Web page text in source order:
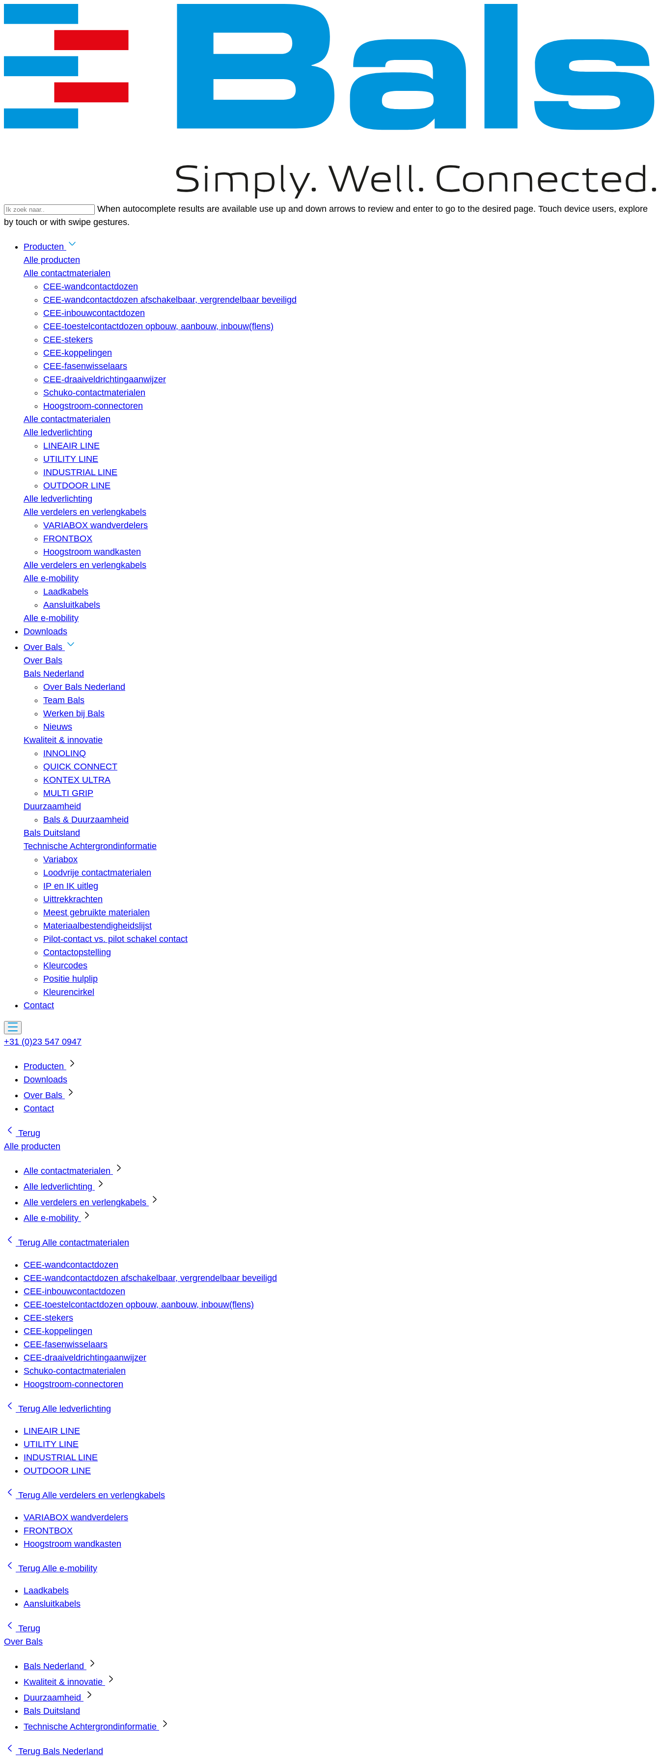
When autocomplete results are available use up and down arrows to review and enter to go to the desired page. Touch device users, explore
by touch or with swipe gestures.
Producten
Alle producten
Alle contactmaterialen
CEE-wandcontactdozen
CEE-wandcontactdozen afschakelbaar, vergrendelbaar beveiligd
CEE-inbouwcontactdozen
CEE-toestelcontactdozen opbouw, aanbouw, inbouw(flens)
CEE-stekers
CEE-koppelingen
CEE-fasenwisselaars
CEE-draaiveldrichtingaanwijzer
Schuko-contactmaterialen
Hoogstroom-connectoren
Alle contactmaterialen
Alle ledverlichting
LINEAIR LINE
UTILITY LINE
INDUSTRIAL LINE
OUTDOOR LINE
Alle ledverlichting
Alle verdelers en verlengkabels
VARIABOX wandverdelers
FRONTBOX
Hoogstroom wandkasten
Alle verdelers en verlengkabels
Alle e-mobility
Laadkabels
Aansluitkabels
Alle e-mobility
Downloads
Over Bals
Over Bals
Bals Nederland
Over Bals Nederland
Team Bals
Werken bij Bals
Nieuws
Kwaliteit & innovatie
INNOLINQ
QUICK CONNECT
KONTEX ULTRA
MULTI GRIP
Duurzaamheid
Bals & Duurzaamheid
Bals Duitsland
Technische Achtergrondinformatie
Variabox
Loodvrije contactmaterialen
IP en IK uitleg
Uittrekkrachten
Meest gebruikte materialen
Materiaalbestendigheidslijst
Pilot-contact vs. pilot schakel contact
Contactopstelling
Kleurcodes
Positie hulplip
Kleurencirkel
Contact
+31 (0)23 547 0947
Producten
Downloads
Over Bals
Contact
Terug
Alle producten
Alle contactmaterialen
Alle ledverlichting
Alle verdelers en verlengkabels
Alle e-mobility
Terug Alle contactmaterialen
CEE-wandcontactdozen
CEE-wandcontactdozen afschakelbaar, vergrendelbaar beveiligd
CEE-inbouwcontactdozen
CEE-toestelcontactdozen opbouw, aanbouw, inbouw(flens)
CEE-stekers
CEE-koppelingen
CEE-fasenwisselaars
CEE-draaiveldrichtingaanwijzer
Schuko-contactmaterialen
Hoogstroom-connectoren
Terug Alle ledverlichting
LINEAIR LINE
UTILITY LINE
INDUSTRIAL LINE
OUTDOOR LINE
Terug Alle verdelers en verlengkabels
VARIABOX wandverdelers
FRONTBOX
Hoogstroom wandkasten
Terug Alle e-mobility
Laadkabels
Aansluitkabels
Terug
Over Bals
Bals Nederland
Kwaliteit & innovatie
Duurzaamheid
Bals Duitsland
Technische Achtergrondinformatie
Terug Bals Nederland